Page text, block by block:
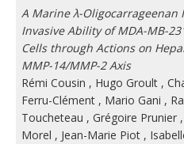
A Marine λ-
Invasive Ability of MDA-MB-
Cells through Actions on
MMP-14/MMP-2 Axis
Rémi Cousin , Hugo Groult ,
Ferru-Clément , Mario Gani ,
Toucheteau , Grégoire Prunier ,
Morel , Jean-Marie Piot ,